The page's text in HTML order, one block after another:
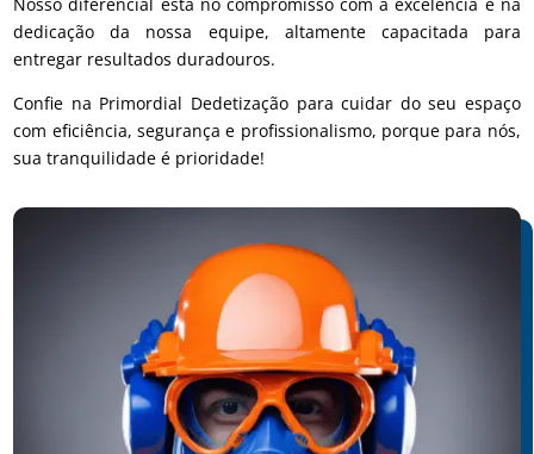
dedicação da nossa equipe, altamente capacitada para
entregar resultados duradouros.
Confie na Primordial Dedetização para cuidar do seu espaço
com eficiência, segurança e profissionalismo, porque para nós,
sua tranquilidade é prioridade!